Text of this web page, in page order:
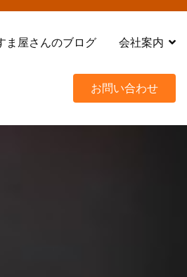
ま屋さんのブログ 会社案内
お問い合わせ